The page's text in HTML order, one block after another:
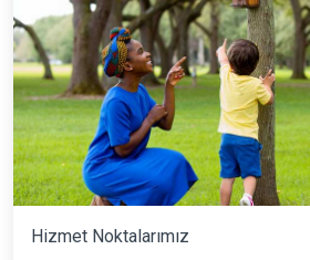
Hizmet Noktalarımız